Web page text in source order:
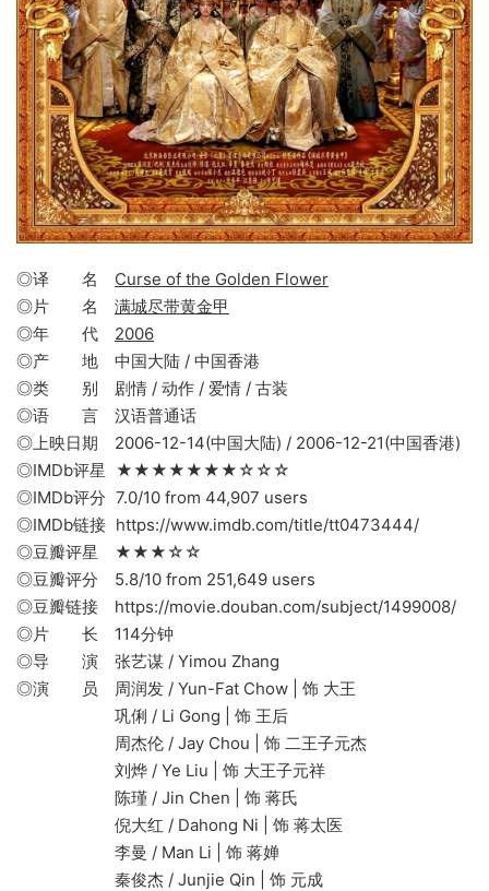
◎译 名 Curse of the Golden Flower
◎片 名 满城尽带黄金甲
◎年 代 2006
◎产 地 中国大陆 / 中国香港
◎类 别 剧情 / 动作 / 爱情 / 古装
◎语 言 汉语普通话
◎上映日期 2006-12-14(中国大陆) / 2006-12-21(中国香港)
◎IMDb评星 ★★★★★★★☆☆☆
◎IMDb评分 7.0/10 from 44,907 users
◎IMDb链接 https://www.imdb.com/title/tt0473444/
◎豆瓣评星 ★★★☆☆
◎豆瓣评分 5.8/10 from 251,649 users
◎豆瓣链接 https://movie.douban.com/subject/1499008/
◎片 长 114分钟
◎导 演 张艺谋 / Yimou Zhang
◎演 员 周润发 / Yun-Fat Chow | 饰 大王
巩俐 / Li Gong | 饰 王后
周杰伦 / Jay Chou | 饰 二王子元杰
刘烨 / Ye Liu | 饰 大王子元祥
陈瑾 / Jin Chen | 饰 蒋氏
倪大红 / Dahong Ni | 饰 蒋太医
李曼 / Man Li | 饰 蒋婵
秦俊杰 / Junjie Qin | 饰 元成